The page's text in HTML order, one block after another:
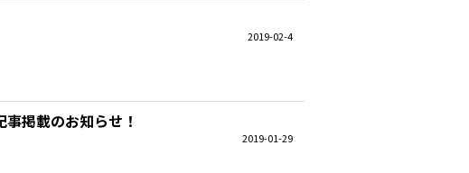
2019-02-4
掲載のお知らせ！
2019-01-29